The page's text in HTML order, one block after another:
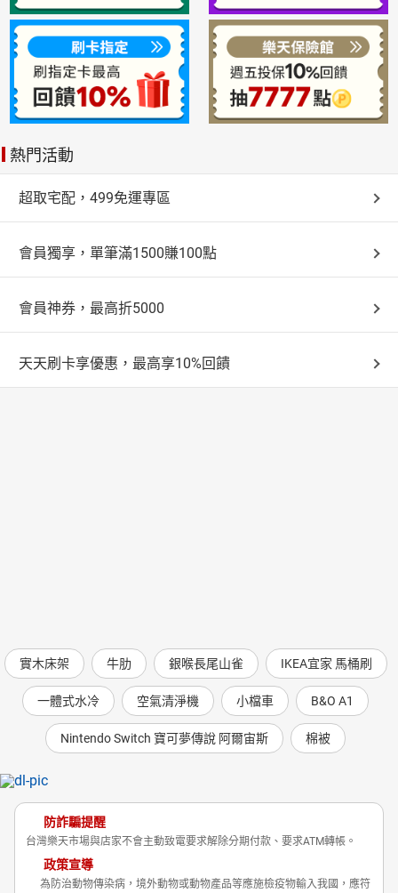
完成訂購手續，不代表交易已經完成或契約已經成立，倘若
交易條件有誤、商品無存貨、服務無法提供、或有其他正當
理由之情形，店舖得於您訂購後兩個工作日內拒絕該筆交
易。
※猶豫期非試用期，若商品有損毀、磨損、刮傷、髒污、
包裝破損、減少等
非完整、全新之狀態，本店鋪將向您酌收回復原狀之費
用，或依商品之狀況按比例
向您請求商品之價額。
二、您欲取消訂單或辦理退貨時，請登入樂天市場，並於
「瀏覽訂單明細」>「申請取消訂單/退貨」，本店鋪將依
您的申請進行確認。
三、依據消費者保護法第十九條第二項及通訊交易解除權
合理例外情事適用準則之規定，
(一) 本店鋪對於下列商品或服務，恕不提供消費者保護法
七天猶豫期之適用：
刀。若您不確定是否辦理退貨，請勿拆封。
7.國際航空客運服務，例如：國際機票等。
(二)如商品或服務之品項，主管機關已依消費者保護法第
十七條第一項公告相關定型化契約
定。例如：藝文展演票券等。
四、如您有換貨需求，請直接與本店鋪聯繫。
熱門活動
超取宅配，499免運專區
會員獨享，單筆滿1500賺100點
會員神券，最高折5000
天天刷卡享優惠，最高享10%回饋
實木床架 牛肋 銀喉長尾山雀 IKEA宜家 馬桶刷
一體式水冷 空氣清淨機 小檔車 B&O A1
Nintendo Switch 寶可夢傳說 阿爾宙斯 棉被
防詐騙提醒
台灣樂天市場與店家不會主動致電要求解除分期付款、要求ATM轉帳。
政策宣導
為防治動物傳染病，境外動物或動物產品等應施檢疫物輸入我國，應符